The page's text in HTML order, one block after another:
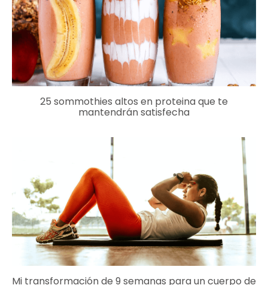
25 sommothies altos en proteina que te
mantendrán satisfecha
Mi transformación de 9 semanas para un cuerpo de